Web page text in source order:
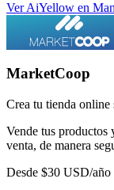
VerAiYellow en
MarketCoop
Crea tu tienda online
Vende tus productos
venta, de manera
Desde $30 USD/año